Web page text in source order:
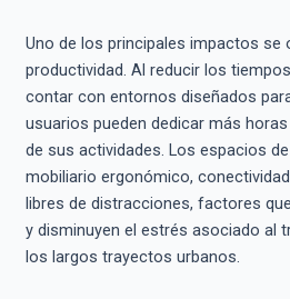
Uno de los principales impactos se
productividad. Al reducir los
contar con entornos diseñados
usuarios pueden dedicar más
de sus actividades. Los espacios
mobiliario ergonómico,
libres de distracciones, factores
y disminuyen el estrés asociado al
los largos trayectos urbanos.